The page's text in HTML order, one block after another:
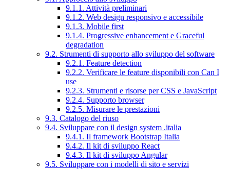
9.1.1. Attività preliminari
9.1.2. Web design responsivo e accessibile
9.1.3. Mobile first
9.1.4. Progressive enhancement e Graceful
degradation
9.2. Strumenti di supporto allo sviluppo del software
9.2.1. Feature detection
9.2.2. Verificare le feature disponibili con Can I
use
9.2.3. Strumenti e risorse per CSS e JavaScript
9.2.4. Supporto browser
9.2.5. Misurare le prestazioni
9.3. Catalogo del riuso
9.4. Sviluppare con il design system .italia
9.4.1. Il framework Bootstrap Italia
9.4.2. Il kit di sviluppo React
9.4.3. Il kit di sviluppo Angular
9.5. Sviluppare con i modelli di sito e servizi